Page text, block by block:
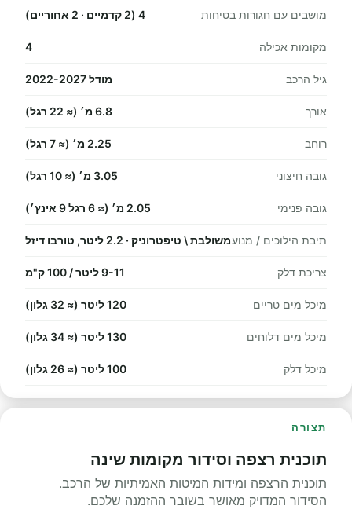
מושבים עם חגורות בטיחות 4 (2 קדמיים · 2 אחוריים)
מקומות אכילה 4
גיל הרכב מודל 2022-2027
אורך 6.8 מ׳ (≈ 22 רגל)
רוחב 2.25 מ׳ (≈ 7 רגל)
גובה חיצוני 3.05 מ׳ (≈ 10 רגל)
גובה פנימי 2.05 מ׳ (≈ 6 רגל 9 אינץ׳)
תיבת הילוכים / מנועמשולבת \ טיפטרוניק · 2.2 ליטר, טורבו דיזל
צריכת דלק 9-11 ליטר / 100 ק"מ
מיכל מים טריים 120 ליטר (≈ 32 גלון)
מיכל מים דלוחים 130 ליטר (≈ 34 גלון)
מיכל דלק 100 ליטר (≈ 26 גלון)
תצורה
תוכנית רצפה וסידור מקומות שינה
תוכנית הרצפה ומידות המיטות האמיתיות של הרכב.
הסידור המדויק מאושר בשובר ההזמנה שלכם.